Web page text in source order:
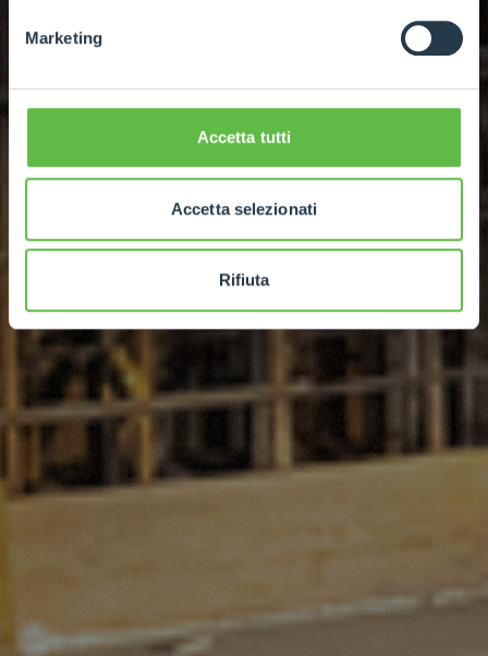
Marketing
Accetta tutti
Accetta selezionati
Rifiuta